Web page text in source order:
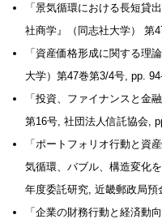
「景気循環における長短貸
社商学』（同志社大学） 第
「資産価格形成に関する理
大学）第47巻第3/4号, pp.
「投資、ファイナンスと金
第16号, 社団法人信託協会,
「ポートフォリオ行動と資
気循環、バブル、構造変化
年度委託研究, 近畿郵政局預
「企業の財務行動と経済動